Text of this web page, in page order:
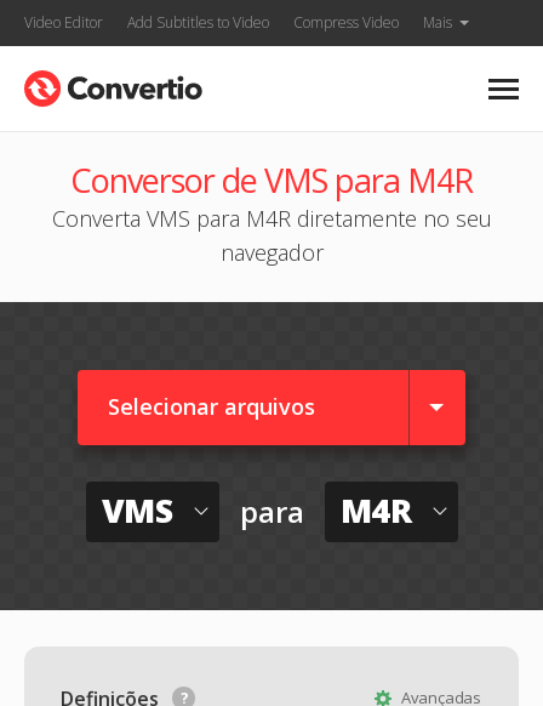
Video Editor Add Subtitles to Video Compress Video Mais
Conversor de VMS para M4R
Converta VMS para M4R diretamente no seu
navegador
Selecionar arquivos
VMS para M4R
Avançadas
Definições